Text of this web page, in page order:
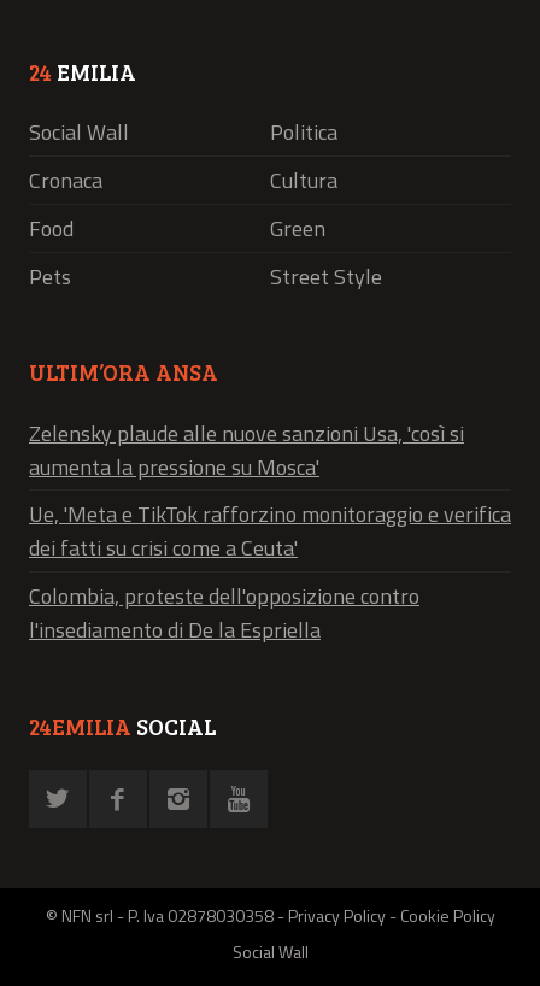
24 EMILIA
Social Wall
Politica
Cronaca
Cultura
Food
Green
Pets
Street Style
ULTIM’ORA ANSA
Zelensky plaude alle nuove sanzioni Usa, 'così si
aumenta la pressione su Mosca'
Ue, 'Meta e TikTok rafforzino monitoraggio e verifica
dei fatti su crisi come a Ceuta'
Colombia, proteste dell'opposizione contro
l'insediamento di De la Espriella
24EMILIA SOCIAL
© NFN srl - P. Iva 02878030358 -Privacy Policy-Cookie Policy
Social Wall